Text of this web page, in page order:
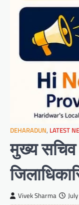
DEHARADUN, LATEST
मुख्य सचिव
Vivek Sharma